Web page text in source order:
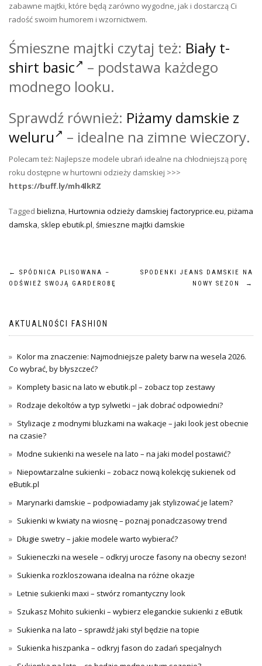
zabawne majtki, które będą zarówno wygodne, jak i dostarczą Ci
radość swoim humorem i wzornictwem.
Śmieszne majtki czytaj też: Biały t-
shirt basic
– podstawa każdego
modnego looku.
Sprawdź również: Piżamy damskie z
weluru
– idealne na zimne wieczory.
Polecam też: Najlepsze modele ubrań idealne na chłodniejszą porę
roku dostępne w hurtowni odzieży damskiej >>>
https://buff.ly/mh4lkRZ
Tagged bielizna,Hurtownia odzieży damskiej factoryprice.eu,piżama
damska, sklep ebutik.pl,śmieszne majtki damskie
Nawigacja
←
SPÓDNICA PLISOWANA –
ODŚWIEŻ SWOJĄ GARDEROBĘ
SPODENKI JEANS DAMSKIE NA
NOWY SEZON
→
AKTUALNOŚCI FASHION
Kolor ma znaczenie: Najmodniejsze palety barw na wesela 2026.
Co wybrać, by błyszczeć?
Komplety basic na lato w ebutik.pl – zobacz top zestawy
Rodzaje dekoltów a typ sylwetki – jak dobrać odpowiedni?
Stylizacje z modnymi bluzkami na wakacje – jaki look jest obecnie
na czasie?
Modne sukienki na wesele na lato – na jaki model postawić?
Niepowtarzalne sukienki – zobacz nową kolekcję sukienek od
eButik.pl
Marynarki damskie – podpowiadamy jak stylizować je latem?
Sukienki w kwiaty na wiosnę – poznaj ponadczasowy trend
Długie swetry – jakie modele warto wybierać?
Sukieneczki na wesele – odkryj urocze fasony na obecny sezon!
Sukienka rozkloszowana idealna na różne okazje
Letnie sukienki maxi – stwórz romantyczny look
Szukasz Mohito sukienki – wybierz eleganckie sukienki z eButik
Sukienka na lato – sprawdź jaki styl będzie na topie
Sukienka hiszpanka – odkryj fason do zadań specjalnych